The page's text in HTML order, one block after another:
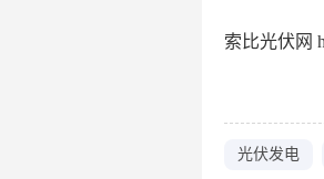
索比光伏网
光伏发电